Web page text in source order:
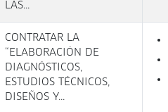
LAS...
CONTRATAR LA
“ELABORACIÓN DE
DIAGNÓSTICOS,
ESTUDIOS TÉCNICOS,
DISEÑOS Y...